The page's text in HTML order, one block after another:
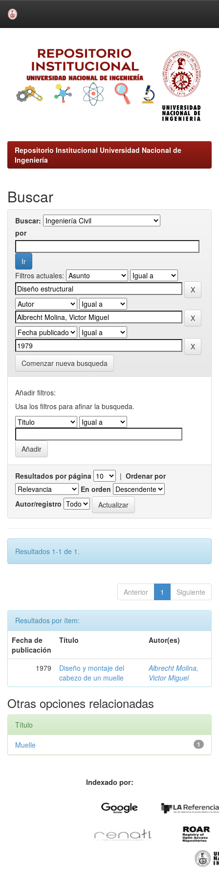
Repositorio Institucional Universidad Nacional de
Ingeniería
Buscar
Buscar:
por
Filtros actuales:
Comenzar nueva busqueda
Añadir filtros:
Usa los filtros para afinar la busqueda.
Resultados por página | Ordenar por
En orden
Autor/registro
Resultados 1-1 de 1.
Anterior 1 Siguiente
Resultados por ítem:
Fecha de
publicación
Título Autor(es)
1979
Diseño y montaje del
cabezo de un muelle
Albrecht Molina,
Victor Miguel
Otras opciones relacionadas
Título
1
Muelle
Indexado por: